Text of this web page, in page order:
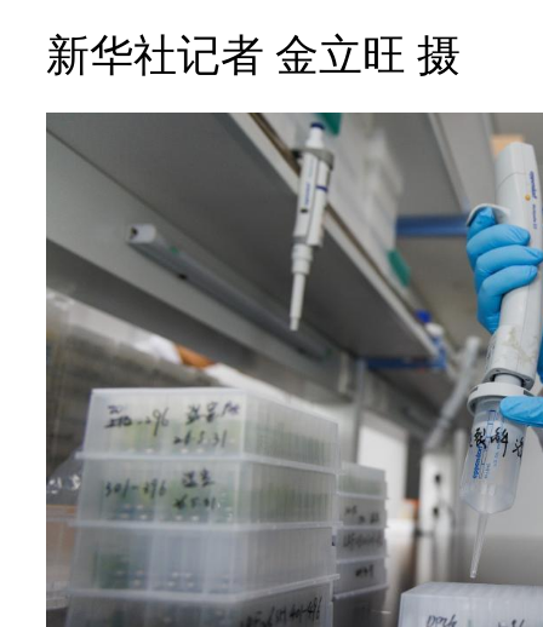
新华社记者 金立旺 摄